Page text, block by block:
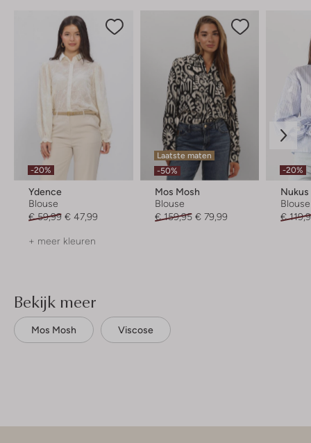
-20%
Ydence
Blouse
€ 59,99 € 47,99
+ meer kleuren
Laatste maten
-50%
Mos Mosh
Blouse
€ 159,95 € 79,99
-20%
Nukus
Blouse
€
Bekijk meer
Mos Mosh Viscose